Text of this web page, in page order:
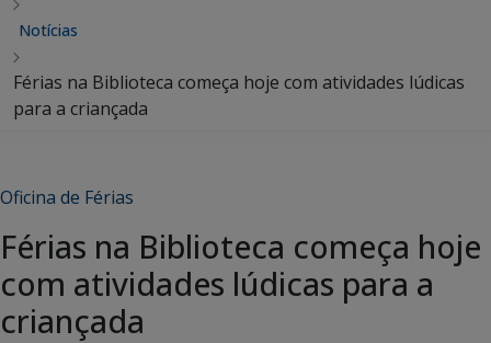
Notícias
Férias na Biblioteca começa hoje com atividades lúdicas
para a criançada
Oficina de Férias
Férias na Biblioteca começa hoje
com atividades lúdicas para a
criançada